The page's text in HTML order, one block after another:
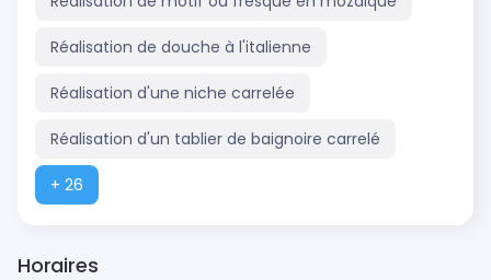
Réalisation de douche à l'italienne
Réalisation d'une niche carrelée
Réalisation d'un tablier de baignoire carrelé
+ 26
Horaires